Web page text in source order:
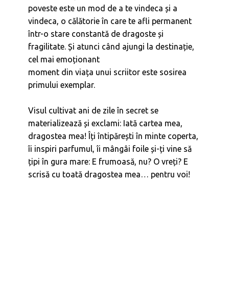
poveste este un mod de a te vindeca și a
vindeca, o călătorie în care te afli permanent
într-o stare constantă de dragoste și
fragilitate. Și atunci când ajungi la destinație,
cel mai emoționant
moment din viața unui scriitor este sosirea
primului exemplar.
Visul cultivat ani de zile în secret se
materializează și exclami: Iată cartea mea,
dragostea mea! Îți întipărești în minte coperta,
îi inspiri parfumul, îi mângâi foile și-ți vine să
țipi în gura mare: E frumoasă, nu? O vreți? E
scrisă cu toată dragostea mea… pentru voi!